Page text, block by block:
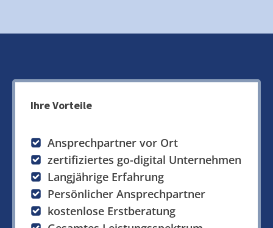
Ihre Vorteile
Ansprechpartner vor Ort
zertifiziertes go-digital Unternehmen
Langjährige Erfahrung
Persönlicher Ansprechpartner
kostenlose Erstberatung